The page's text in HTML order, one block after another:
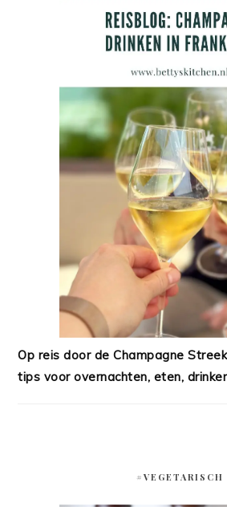
Op reis door de Champagne
tips voor overnachten, eten,
#VEGETARISCH